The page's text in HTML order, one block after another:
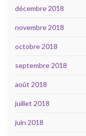
décembre 2018
novembre 2018
octobre 2018
septembre 2018
août 2018
juillet 2018
juin 2018